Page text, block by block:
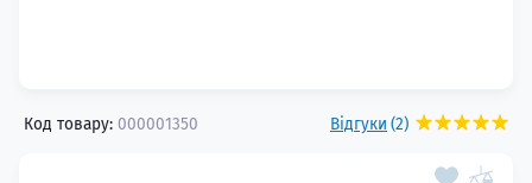
Код товару: 000001350 Відгуки (2)